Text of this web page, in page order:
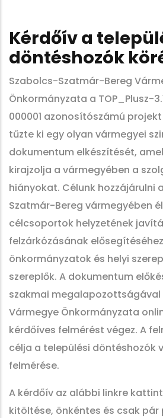
Kérdőív a
döntéshozók
Szabolcs-Szatmár-Bereg
Önkormányzata a TOP_Plusz-
000001 azonosítószámú
tűzte ki egy olyan vármegyei
dokumentum elkészítését,
kirajzolja a vármegyében a
hiányokat. Célunk hozzájárulni
Szatmár-Bereg vármegyében
célcsoportok helyzetének
felzárkózásának
önkormányzatok és helyi
szereplők. A dokumentum
szakmai megalapozottságával
Vármegye Önkormányzata
kérdőíves felmérést végez. A
célja a települési döntéshozók
felmérése.
A kérdőív az alábbi linkre
kitöltése, önkéntes és csak pár